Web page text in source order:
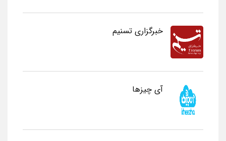
خبرگزاری تسنیم
آی چیزها